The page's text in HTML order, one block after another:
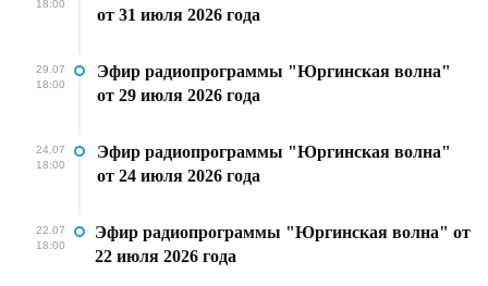
18:00
от 31 июля 2026 года
29.07
18:00
Эфир радиопрограммы "Юргинская волна"
от 29 июля 2026 года
24.07
18:00
Эфир радиопрограммы "Юргинская волна"
от 24 июля 2026 года
22.07
18:00
Эфир радиопрограммы "Юргинская волна" от
22 июля 2026 года